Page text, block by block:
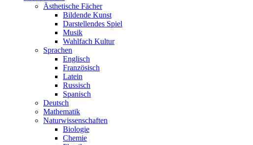
Ästhetische Fächer
Bildende Kunst
Darstellendes Spiel
Musik
Wahlfach Kultur
Sprachen
Englisch
Französisch
Latein
Russisch
Spanisch
Deutsch
Mathematik
Naturwissenschaften
Biologie
Chemie